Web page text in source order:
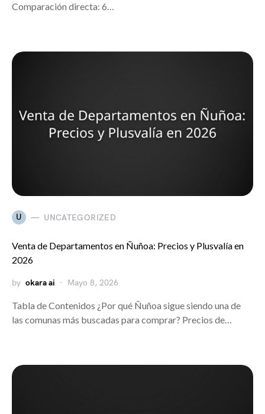
Comparación directa: 6…
U UNCATEGORIZED
Venta de Departamentos en Ñuñoa: Precios y Plusvalía en
2026
by okara ai Mayo 8, 2026
Tabla de Contenidos ¿Por qué Ñuñoa sigue siendo una de
las comunas más buscadas para comprar? Precios de…